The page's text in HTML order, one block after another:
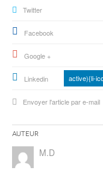
Twitter
Facebook
Google +
Linkedin active){li-
Envoyer l'article par e-mail
Auteur
M.D